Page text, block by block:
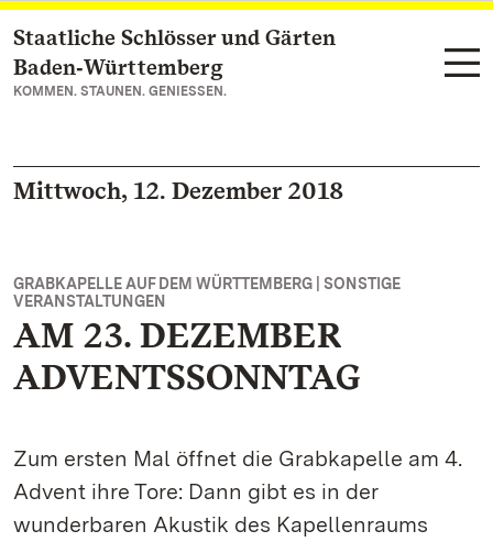
Zum Hauptinhalt springen
Staatliche Schlösser und Gärten
Baden‑Württemberg
KOMMEN. STAUNEN. GENIESSEN.
Mittwoch, 12. Dezember 2018
GRABKAPELLE AUF DEM WÜRTTEMBERG | SONSTIGE
VERANSTALTUNGEN
AM 23. DEZEMBER
ADVENTSSONNTAG
Zum ersten Mal öffnet die Grabkapelle am 4.
Advent ihre Tore: Dann gibt es in der
wunderbaren Akustik des Kapellenraums